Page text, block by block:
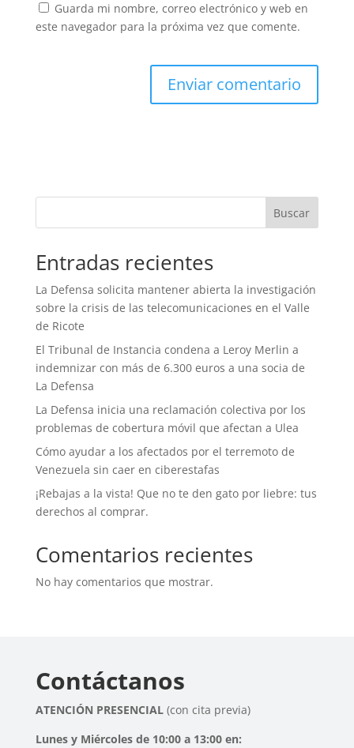
Guarda mi nombre, correo electrónico y web en
este navegador para la próxima vez que comente.
Buscar
Entradas recientes
La Defensa solicita mantener abierta la investigación
sobre la crisis de las telecomunicaciones en el Valle
de Ricote
El Tribunal de Instancia condena a Leroy Merlin a
indemnizar con más de 6.300 euros a una socia de
La Defensa
La Defensa inicia una reclamación colectiva por los
problemas de cobertura móvil que afectan a Ulea
Cómo ayudar a los afectados por el terremoto de
Venezuela sin caer en ciberestafas
¡Rebajas a la vista! Que no te den gato por liebre: tus
derechos al comprar.
Comentarios recientes
No hay comentarios que mostrar.
Contáctanos
ATENCIÓN PRESENCIAL (con cita previa)
Lunes y Miércoles de 10:00 a 13:00 en: